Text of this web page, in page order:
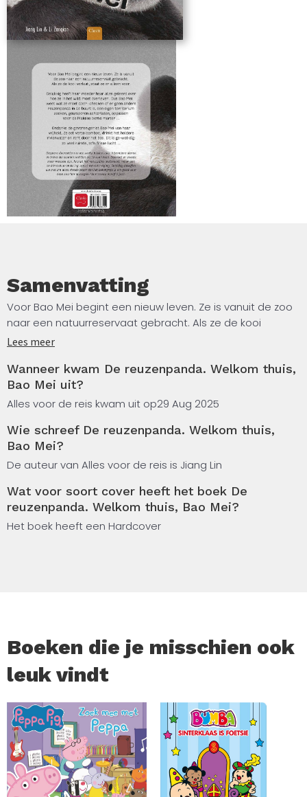
Samenvatting
Voor Bao Mei begint een nieuw leven. Ze is vanuit de zoo
naar een natuurreservaat gebracht. Als ze de kooi
verlaat, staat ze er alleen voor.
Gelukkig heeft haar moeder haar alles geleerd over hoe
ze in het wild moet overleven. Dus Bao Mei weet wat ze
moet doen: checken of er geen andere reuzenpanda in
achterlaten, oppassen voor de Maleise bonte marter …
Ondanks de gevaren geniet Bao Mei van haar vrijheid. Ze
eet verse bamboe, drinkt het heldere rivierwater en rent
Dit is ge-wel-dig: zo veel ruimte, zo’n frisse lucht …
Dappere doorzetters is een reeks boeken over bijzondere
Voor lezers vanaf 5 jaar.
Lees meer
Wanneer kwam De reuzenpanda. Welkom thuis,
Bao Mei uit?
Alles voor de reis kwam uit op29 Aug 2025
Wie schreef De reuzenpanda. Welkom thuis,
Bao Mei?
De auteur van Alles voor de reis is Jiang Lin
Wat voor soort cover heeft het boek De
reuzenpanda. Welkom thuis, Bao Mei?
Het boek heeft een Hardcover
Boeken die je misschien ook
leuk vindt